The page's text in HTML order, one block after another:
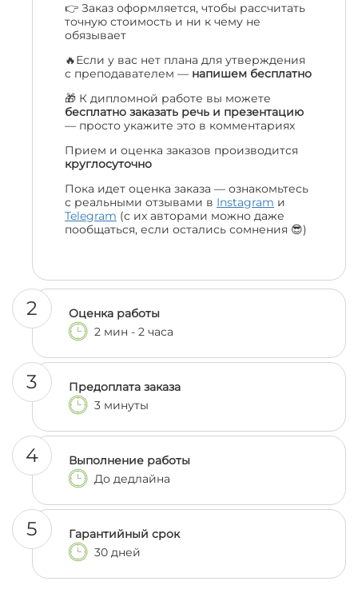
👉 Заказ оформляется, чтобы рассчитать
точную стоимость и ни к чему не
обязывает
🔥Если у вас нет плана для утверждения
с преподавателем — напишем бесплатно
🎁 К дипломной работе вы можете
бесплатно заказать речь и презентацию
— просто укажите это в комментариях
Прием и оценка заказов производится
круглосуточно
Пока идет оценка заказа — ознакомьтесь
с реальными отзывами в Instagram и
Telegram (с их авторами можно даже
пообщаться, если остались сомнения 😎)
2
Оценка работы
2 мин - 2 часа
3
Предоплата заказа
3 минуты
4
Выполнение работы
До дедлайна
5
Гарантийный срок
30 дней